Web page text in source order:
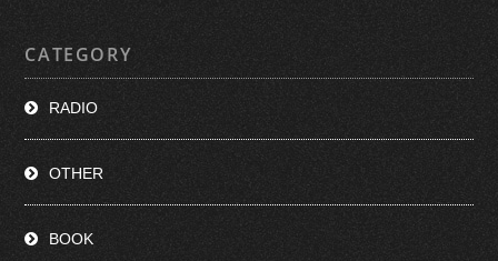
CATEGORY
RADIO
OTHER
BOOK